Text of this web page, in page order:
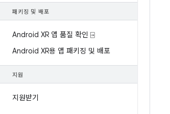
패키징 및 배포
Android XR 앱 품질 확인 ⍈
Android XR용 앱 패키징 및 배포
지원
지원받기